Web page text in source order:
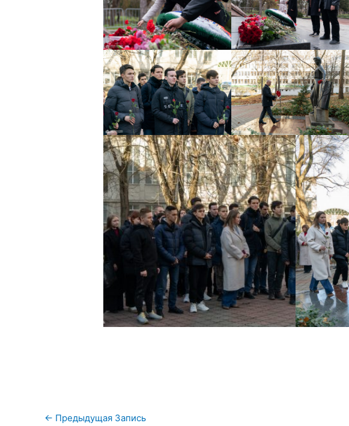
Навигация
← Предыдущая Запись